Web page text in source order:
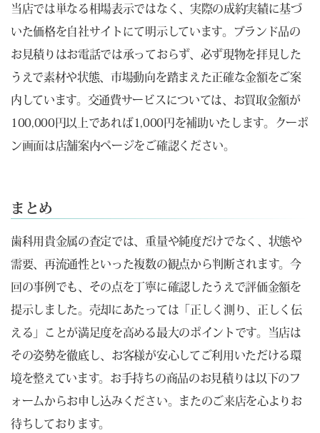
当店では単なる相場表示ではなく、実際の成約実績に基づ
いた価格を自社サイトにて明示しています。ブランド品の
お見積りはお電話では承っておらず、必ず現物を拝見した
うえで素材や状態、市場動向を踏まえた正確な金額をご案
内しています。交通費サービスについては、お買取金額が
100,000円以上であれば1,000円を補助いたします。クーポ
ン画面は店舗案内ページをご確認ください。
まとめ
歯科用貴金属の査定では、重量や純度だけでなく、状態や
需要、再流通性といった複数の観点から判断されます。今
回の事例でも、その点を丁寧に確認したうえで評価金額を
提示しました。売却にあたっては「正しく測り、正しく伝
える」ことが満足度を高める最大のポイントです。当店は
その姿勢を徹底し、お客様が安心してご利用いただける環
境を整えています。お手持ちの商品のお見積りは以下のフ
ォームからお申し込みください。またのご来店を心よりお
待ちしております。